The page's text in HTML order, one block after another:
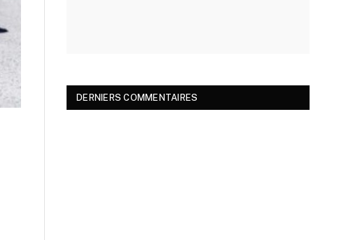
DERNIERS COMMENTAIRES